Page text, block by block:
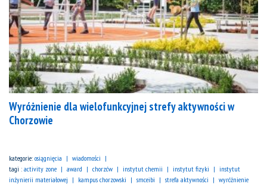
Wyróżnienie dla wielofunkcyjnej strefy aktywności w
Chorzowie
kategorie: osiągnięcia
wiadomości
tagi : activity zone award chorzów instytut chemii instytut fizyki
instytut
inżynierii materiałowej
kampus chorzowski smceibi strefa aktywności wyróżnienie